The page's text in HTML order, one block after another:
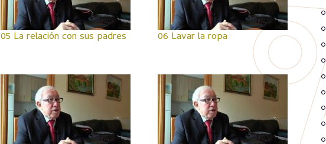
05 La relación con sus padres 06 Lavar la ropa